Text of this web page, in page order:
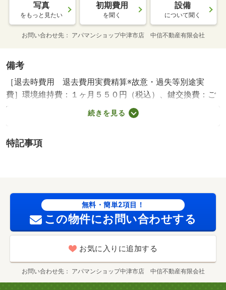
写真
をもっと見たい
初期費用
を聞く
設備
について聞く
お問い合わせ先 アパマンショップ中津市店 中信不動産有限会社
備考
［退去時費用 退去費用実費精算※故意・過失等別途実
費］環境維持費：１ヶ月５５０円（税込）、鍵交換費：ご
契約時１６５００円（税込）、退去時清掃費：５２２５０
円（税込）、インターネット利用料：有料、更新手数料：
必須 プラザ賃貸保証 家賃等の１００％または１２
店のスタッフにご相談下さい！ ／加盟団体名：（一社）
大分県宅地建物取引業協会 公取協名：（一社） 九州不
動産公正取引協議会加盟
続きを見る
特記事項
無料・簡単2項目！
この物件にお問い合わせする
お気に入りに追加する
お問い合わせ先 アパマンショップ中津市店 中信不動産有限会社